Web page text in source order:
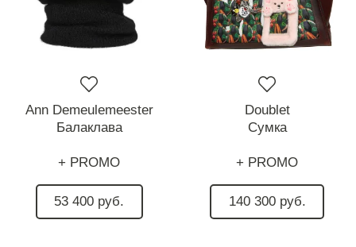
Ann Demeulemeester
Балаклава
+ PROMO
53 400 руб.
Doublet
Сумка
+ PROMO
140 300 руб.